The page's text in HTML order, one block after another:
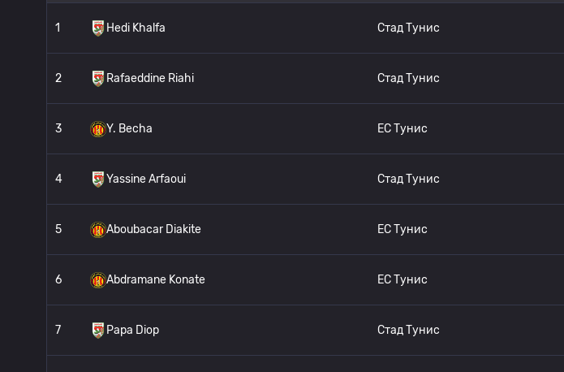
1 Hedi Khalfa Стад Тунис
2 Rafaeddine Riahi Стад Тунис
3 Y. Becha ЕС Тунис
4 Yassine Arfaoui Стад Тунис
5 Aboubacar Diakite ЕС Тунис
6 Abdramane Konate ЕС Тунис
7 Papa Diop Стад Тунис